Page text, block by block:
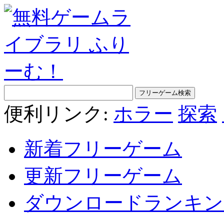
便利リンク: ホラー 探索
新着フリーゲーム
更新フリーゲーム
ダウンロードランキ